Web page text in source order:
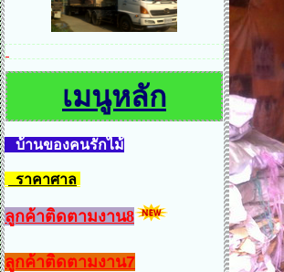
เมนูหลัก
บ้านของคนรักไม้
ราคาศาล
ลูกค้าติดตามงาน8
ลูกค้าติดตามงาน7